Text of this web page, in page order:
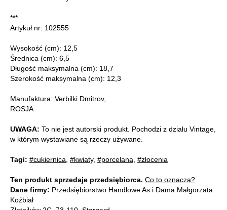
***
Artykuł nr: 102555
Wysokość (cm): 12,5
Średnica (cm): 6,5
Długość maksymalna (cm): 18,7
Szerokość maksymalna (cm): 12,3
Manufaktura: Verbilki Dmitrov,
ROSJA
UWAGA: To nie jest autorski produkt. Pochodzi z działu Vintage,
w którym wystawiane są rzeczy używane.
Tagi: #cukiernica #kwiaty, #porcelana #złocenia
Ten produkt sprzedaje przedsiębiorca. Co to oznacza?
Dane firmy: Przedsiębiorstwo Handlowe As i Dama Małgorzata
Koźbiał